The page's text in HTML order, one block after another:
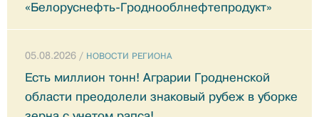
«Белоруснефть-Гроднооблнефтепродукт»
05.08.2026 / НОВОСТИ РЕГИОНА
Есть миллион тонн! Аграрии Гродненской
области преодолели знаковый рубеж в уборке